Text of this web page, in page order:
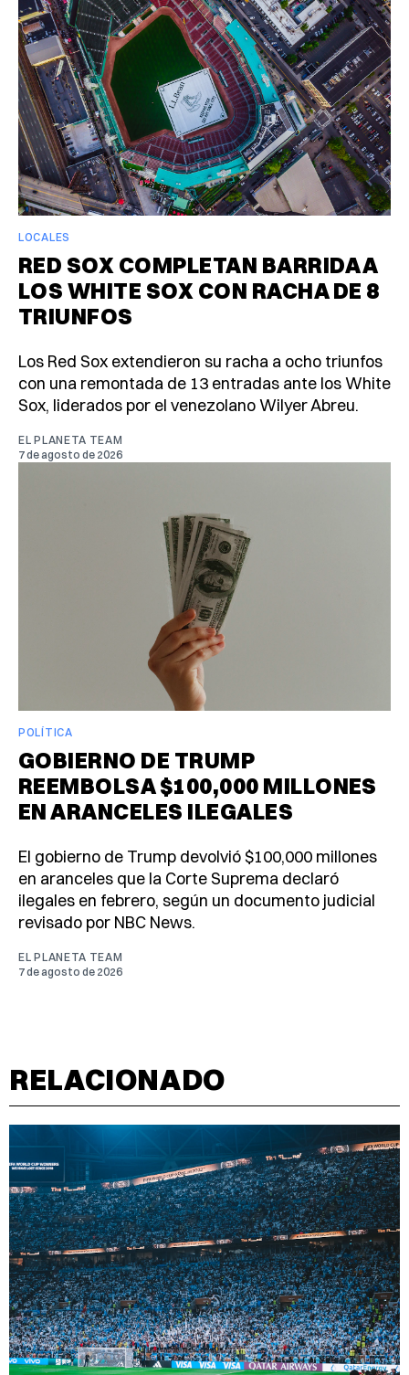
LOCALES
RED SOX COMPLETAN BARRIDA A
LOS WHITE SOX CON RACHA DE 8
TRIUNFOS
Los Red Sox extendieron su racha a ocho triunfos
con una remontada de 13 entradas ante los White
Sox, liderados por el venezolano Wilyer Abreu.
EL PLANETA TEAM
7 de agosto de 2026
POLÍTICA
GOBIERNO DE TRUMP
REEMBOLSA $100,000 MILLONES
EN ARANCELES ILEGALES
El gobierno de Trump devolvió $100,000 millones
en aranceles que la Corte Suprema declaró
ilegales en febrero, según un documento judicial
revisado por NBC News.
EL PLANETA TEAM
7 de agosto de 2026
RELACIONADO